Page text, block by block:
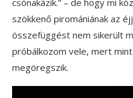
szökkenő piromániának az
összefüggést nem sikerült
próbálkozom vele, mert
megöregszik.